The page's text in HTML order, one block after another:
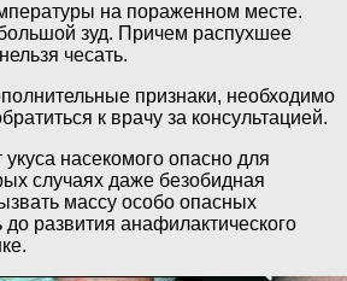
на пораженном месте.
зуд. Причем распухшее
чесать.
признаки, необходимо
к врачу за консультацией.
укуса насекомого опасно для
случаях даже безобидная
массу особо опасных
до развития анафилактического